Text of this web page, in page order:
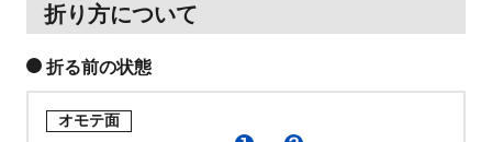
折り方について
折る前の状態
オモテ面